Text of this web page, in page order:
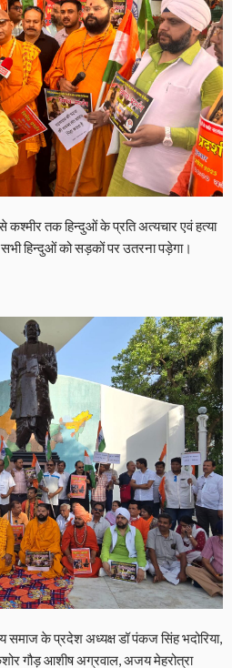
कश्मीर तक हिन्दुओं के प्रति अत्यचार एवं हत्या
हिन्दुओं को सड़कों पर उतरना पड़ेगा।
समाज के प्रदेश अध्यक्ष डॉ पंकज सिंह भदोरिया,
गौड़ आशीष अग्रवाल, अजय मेहरोत्रा